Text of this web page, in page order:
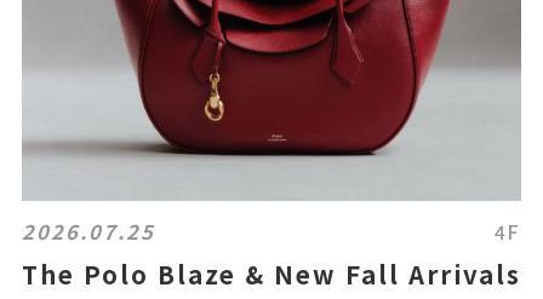
2026.07.25 4F
The Polo Blaze & New Fall Arrivals